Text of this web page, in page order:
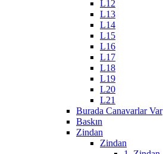
L12
L13
L14
L15
L16
L17
L18
L19
L20
L21
Burada Canavarlar Var
Baskın
Zindan
Zindan